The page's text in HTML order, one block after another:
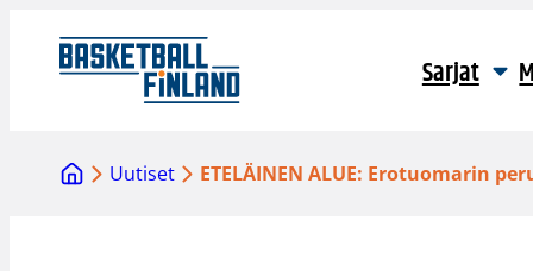
sisältöön
Sarjat
Uutiset ETELÄINEN ALUE: Erotuomarin